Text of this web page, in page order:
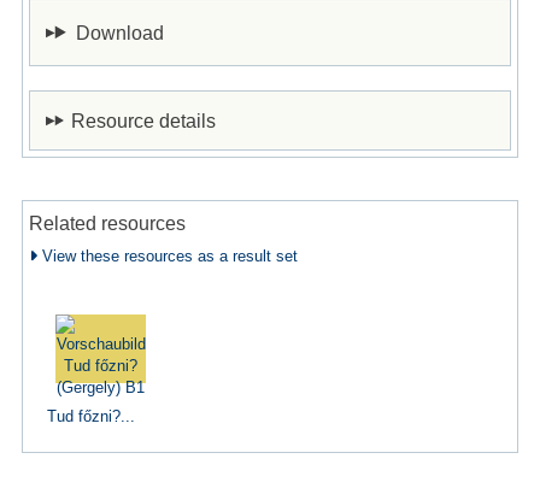
Download
Resource details
Related resources
View these resources as a result set
Tud főzni?...